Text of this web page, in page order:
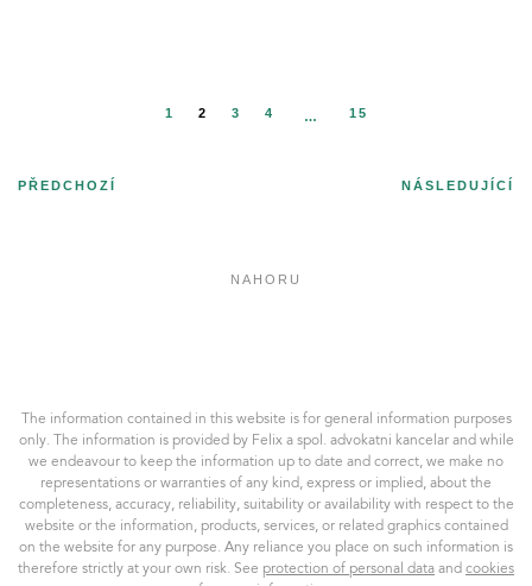
PŘEDCHOZÍ
1 2 3 4 … 15
NÁSLEDUJÍCÍ
NAHORU
s.r.o.
The information contained in this website is for general information purposes
only. The information is provided by Felix a spol. advokatni kancelar and while
we endeavour to keep the information up to date and correct, we make no
representations or warranties of any kind, express or implied, about the
completeness, accuracy, reliability, suitability or availability with respect to the
website or the information, products, services, or related graphics contained
on the website for any purpose. Any reliance you place on such information is
therefore strictly at your own risk. See protection of personal data and cookies